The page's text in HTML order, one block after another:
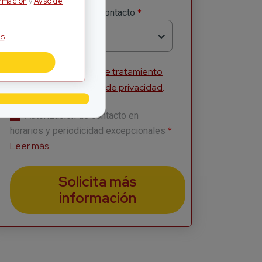
Método Preferido de Contacto *
Acepto la
Política de tratamiento
Aviso de privacidad.
Autorización de contacto en
horarios y periodicidad excepcionales *
Leer más.
Solicita más
información